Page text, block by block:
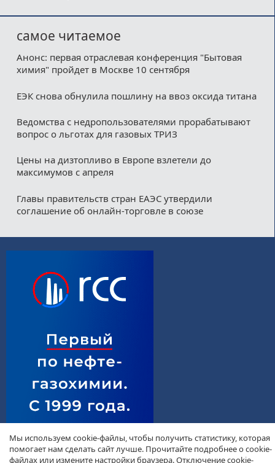
самое читаемое
Анонс: первая отраслевая конференция "Бытовая
химия" пройдет в Москве 10 сентября
ЕЭК снова обнулила пошлину на ввоз оксида титана
Ведомства с недропользователями прорабатывают
вопрос о льготах для газовых ТРИЗ
Цены на дизтопливо в Европе взлетели до
максимумов с апреля
Главы правительств стран ЕАЭС утвердили
соглашение об онлайн-торговле в союзе
Мы используем cookie-файлы, чтобы получить статистику, которая
помогает нам сделать сайт лучше. Прочитайте подробнее о cookie-
файлах или измените настройки браузера. Отключение cookie-